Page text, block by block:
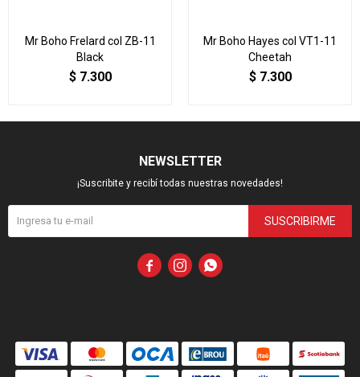
Mr Boho Frelard col ZB-11
Black
$ 7.300
Mr Boho Hayes col VT1-11
Cheetah
$ 7.300
NEWSLETTER
¡Suscribite y recibí todas nuestras novedades!
SUSCRIBIRME
  